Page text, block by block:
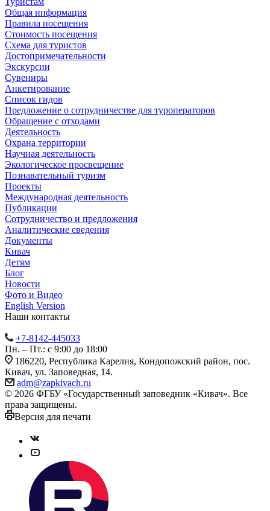
Общая информация
Правила посещения
Стоимость посещения
Схема для туристов
Достопримечательности
Экскурсии
Сувениры
Анкетирование
Список гидов
Предложение о сотрудничестве для туроператоров
Обращение с отходами
Деятельность
Охрана территории
Научная деятельность
Экологическое просвещение
Познавательный туризм
Проекты
Международная деятельность
Публикации
Сотрудничество и предложения
Аналитические сведения
Документы
Кивач
Детям
Блог
Новости
Фото и Видео
English Version
Наши контакты
+7-8142-445033
Пн. – Пт.: с 9:00 до 18:00
186220, Республика Карелия, Кондопожский район, пос.
Кивач, ул. Заповедная, 14.
adm@zapkivach.ru
© 2026 ФГБУ «Государственный заповедник «Кивач». Все
права защищены.
Версия для печати